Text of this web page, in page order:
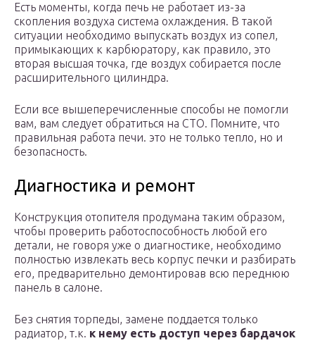
Есть моменты, когда печь не работает из-за
скопления воздуха система охлаждения. В такой
ситуации необходимо выпускать воздух из сопел,
примыкающих к карбюратору, как правило, это
вторая высшая точка, где воздух собирается после
расширительного цилиндра.
Если все вышеперечисленные способы не помогли
вам, вам следует обратиться на СТО. Помните, что
правильная работа печи. это не только тепло, но и
безопасность.
Диагностика и ремонт
Конструкция отопителя продумана таким образом,
чтобы проверить работоспособность любой его
детали, не говоря уже о диагностике, необходимо
полностью извлекать весь корпус печки и разбирать
его, предварительно демонтировав всю переднюю
панель в салоне.
Без снятия торпеды, замене поддается только
радиатор, т.к. к нему есть доступ через бардачок